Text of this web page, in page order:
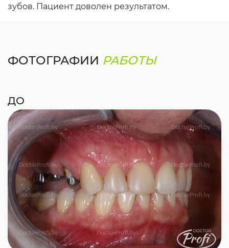
зубов. Пациент доволен результатом.
ФОТОГРАФИИ РАБОТЫ
ДО